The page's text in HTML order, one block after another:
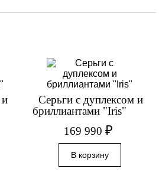
и
Серьги с дуплексом и
бриллиантами "Iris"
169 990 ₽